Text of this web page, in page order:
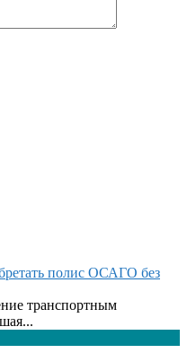
полис ОСАГО без
транспортным